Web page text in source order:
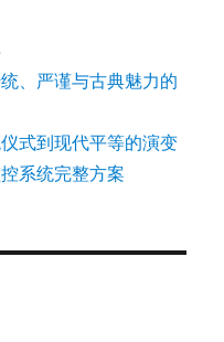
、严谨与古典魅力的
式到现代平等的演变
系统完整方案